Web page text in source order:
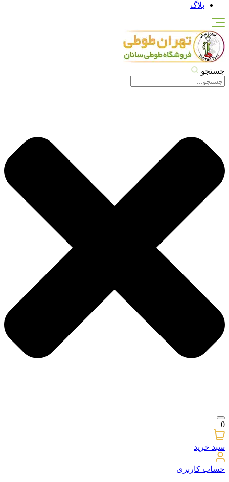
بلاگ
جستجو
0
سبد خرید
حساب کاربری